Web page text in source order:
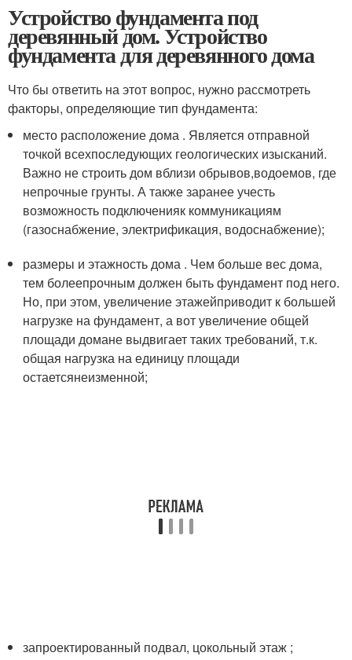
Устройство фундамента под
деревянный дом. Устройство
фундамента для деревянного дома
Что бы ответить на этот вопрос, нужно рассмотреть
факторы, определяющие тип фундамента:
место расположение дома . Является отправной
точкой всехпоследующих геологических изысканий.
Важно не строить дом вблизи обрывов,водоемов, где
непрочные грунты. А также заранее учесть
возможность подключенияк коммуникациям
(газоснабжение, электрификация, водоснабжение);
размеры и этажность дома . Чем больше вес дома,
тем болеепрочным должен быть фундамент под него.
Но, при этом, увеличение этажейприводит к большей
нагрузке на фундамент, а вот увеличение общей
площади домане выдвигает таких требований, т.к.
общая нагрузка на единицу площади
остаетсянеизменной;
запроектированный подвал, цокольный этаж ;